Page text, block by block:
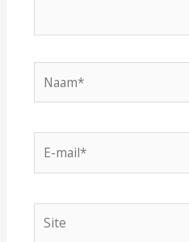
mail*